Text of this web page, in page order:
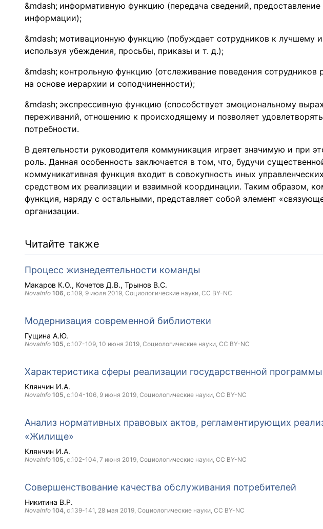
информативную функцию (передача сведений,
информации);
мотивационную функцию (побуждает сотрудников к лучшему
используя убеждения, просьбы, приказы и т. д.);
контрольную функцию (отслеживание поведения сотрудников
на основе иерархии и соподчиненности);
экспрессивную функцию (способствует эмоциональному
переживаний, отношению к происходящему и позволяет
потребности.
В деятельности руководителя коммуникация играет значимую и при
роль. Данная особенность заключается в том, что, будучи
коммуникативная функция входит в совокупность иных
средством их реализации и взаимной координации. Таким образом,
функция, наряду с остальными, представляет собой элемент
организации.
Читайте также
Процесс жизнедеятельности команды
Макаров К.О. Кочетов Д.В. Трынов В.С.
NovaInfo 106, с.109, 9 июля 2019, Социологические науки, CC BY-NC
Модернизация современной библиотеки
Гущина А.Ю.
NovaInfo 105, с.107-109, 10 июня 2019, Социологические науки, CC BY-NC
Характеристика сферы реализации государственной
Клянчин И.А.
NovaInfo 105, с.104-106, 9 июня 2019, Социологические науки, CC BY-NC
Анализ нормативных правовых актов, регламентирующих
«Жилище»
Клянчин И.А.
NovaInfo 105, с.102-104, 7 июня 2019, Социологические науки, CC BY-NC
Совершенствование качества обслуживания потребителей
Никитина В.Р.
NovaInfo 104, с.139-141, 28 мая 2019, Социологические науки, CC BY-NC